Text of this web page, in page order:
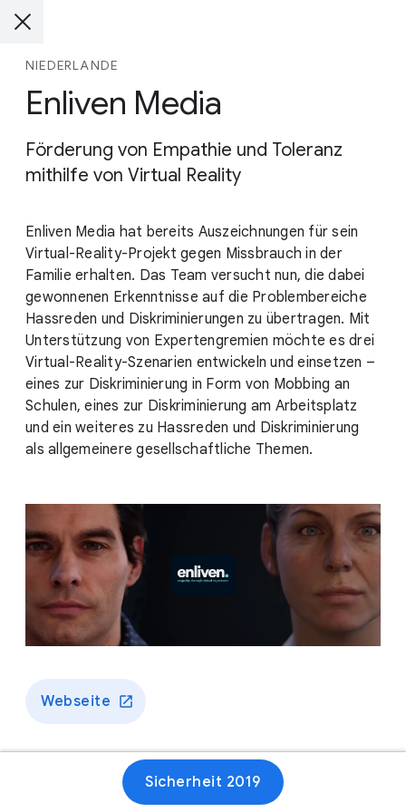
NIEDERLANDE
Enliven Media
Förderung von Empathie und Toleranz
mithilfe von Virtual Reality
Enliven Media hat bereits Auszeichnungen für sein
Virtual-Reality-Projekt gegen Missbrauch in der
Familie erhalten. Das Team versucht nun, die dabei
gewonnenen Erkenntnisse auf die Problembereiche
Hassreden und Diskriminierungen zu übertragen. Mit
Unterstützung von Expertengremien möchte es drei
Virtual-Reality-Szenarien entwickeln und einsetzen –
eines zur Diskriminierung in Form von Mobbing an
Schulen, eines zur Diskriminierung am Arbeitsplatz
und ein weiteres zu Hassreden und Diskriminierung
als allgemeinere gesellschaftliche Themen.
Webseite
Sicherheit 2019